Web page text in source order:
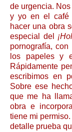
de urgencia.
y yo en el café
hacer una obra
especial del
pornografía,
los papeles y
Rápidamente
escribimos en
Sobre ese
que me ha
obra e
tiene mi
detalle prueba